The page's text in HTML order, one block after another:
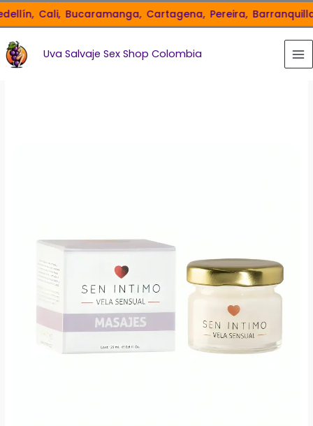
al
contenido
Cali, Bucaramanga, Cartagena, Pereira, Barranquilla,
Uva Salvaje Sex Shop Colombia